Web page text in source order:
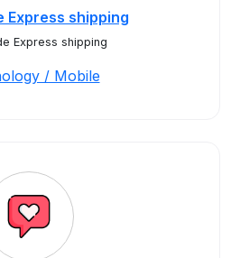
Express shipping
Express shipping
/ Mobile